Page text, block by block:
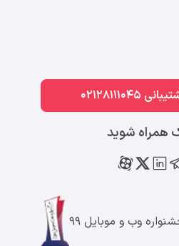
همراه شوید
وب و موبایل ۹۹